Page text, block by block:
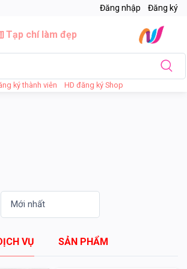
Đăng nhập Đăng ký
Tạp chí làm đẹp
ký thành viên HD đăng ký Shop
VỤ SẢN PHẨM